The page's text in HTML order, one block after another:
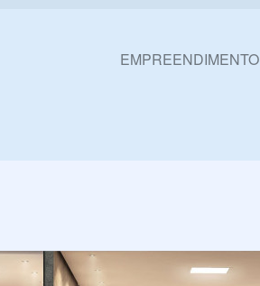
Pular para o conteúdo
EMPREENDIMENTO